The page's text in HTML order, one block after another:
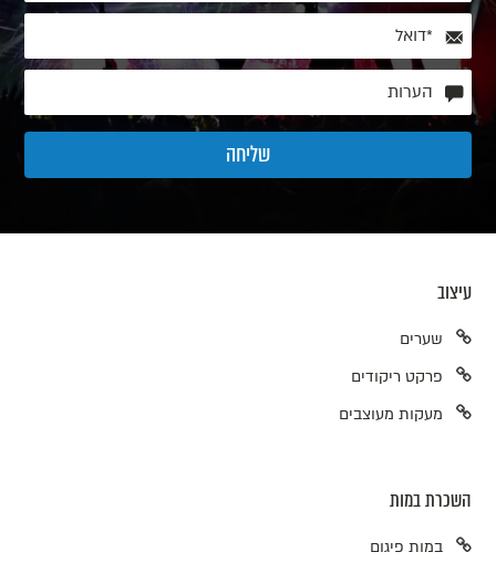
עיצוב
שערים
פרקט ריקודים
מעקות מעוצבים
השכרת במות
במות פיגום